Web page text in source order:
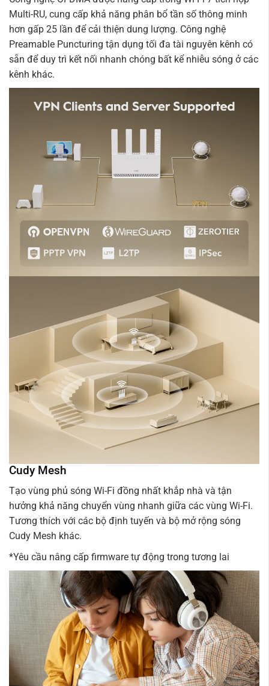
Multi-RU, cung cấp khả năng phân bổ tần số thông minh
hơn gấp 25 lần để cải thiện dung lượng. Công nghệ
Preamable Puncturing tận dụng tối đa tài nguyên kênh có
sẵn để duy trì kết nối nhanh chóng bất kể nhiễu sóng ở các
kênh khác.
Cudy Mesh
Tạo vùng phủ sóng Wi-Fi đồng nhất khắp nhà và tận
hưởng khả năng chuyển vùng nhanh giữa các vùng Wi-Fi.
Tương thích với các bộ định tuyến và bộ mở rộng sóng
Cudy Mesh khác.
*Yêu cầu nâng cấp firmware tự động trong tương lai